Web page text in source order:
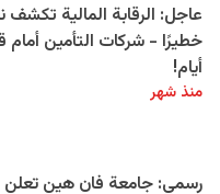
عاجل: الرقابة المالية تكشف
خطيرًا - شركات التأمين أمام
أيام!
منذ شهر
رسمي: جامعة فان هين تعلن